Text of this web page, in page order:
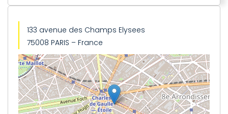
133 avenue des Champs Elysees
75008 PARIS – France